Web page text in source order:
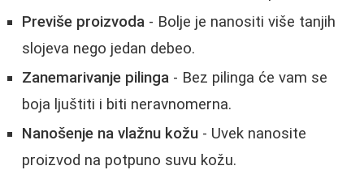
Previše proizvoda - Bolje je nanositi više tanjih
slojeva nego jedan debeo.
Zanemarivanje pilinga - Bez pilinga će vam se
boja ljuštiti i biti neravnomerna.
Nanošenje na vlažnu kožu - Uvek nanosite
proizvod na potpuno suvu kožu.